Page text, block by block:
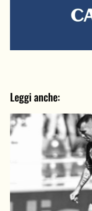
Leggi anche: